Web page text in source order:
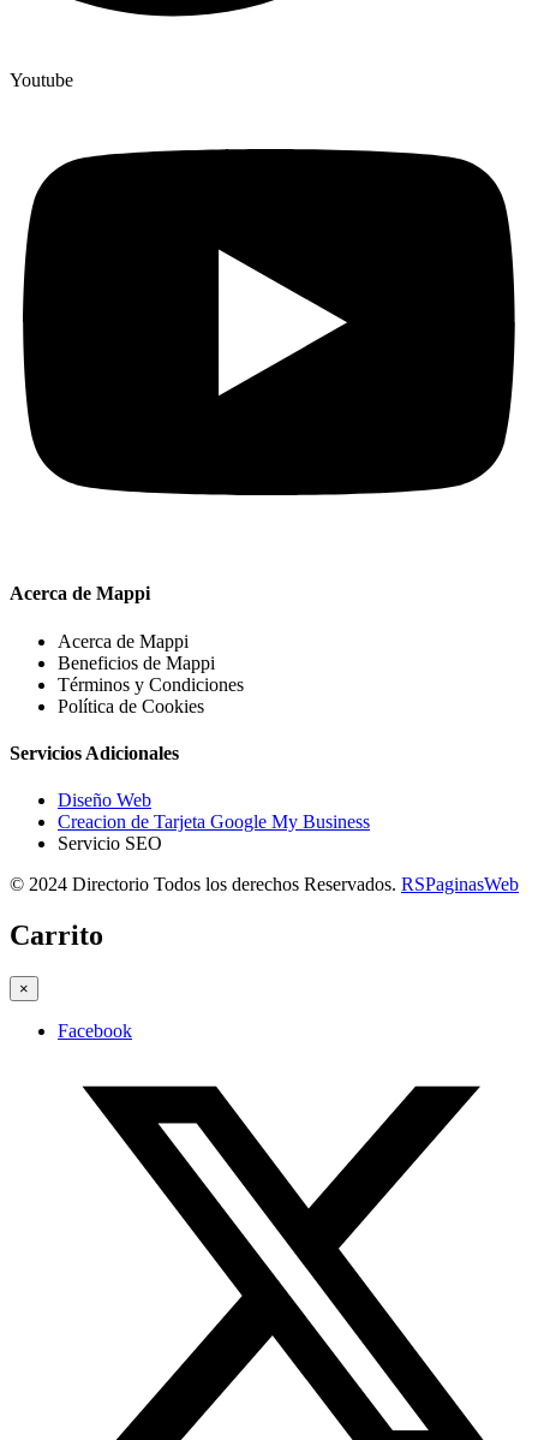
Youtube
Acerca de Mappi
Acerca de Mappi
Beneficios de Mappi
Términos y Condiciones
Política de Cookies
Servicios Adicionales
Diseño Web
Creacion de Tarjeta Google My Business
Servicio SEO
© 2024 Directorio Todos los derechos Reservados. RSPaginasWeb
Carrito
×
Facebook